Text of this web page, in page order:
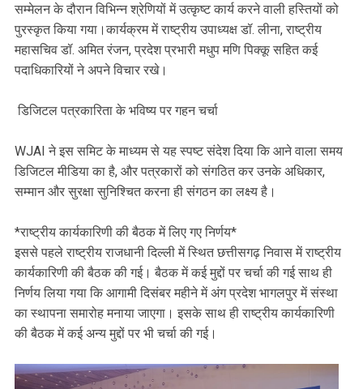
सम्मेलन के दौरान विभिन्न श्रेणियों में उत्कृष्ट कार्य करने वाली हस्तियों को
पुरस्कृत किया गया।कार्यक्रम में राष्ट्रीय उपाध्यक्ष डॉ. लीना, राष्ट्रीय
महासचिव डॉ. अमित रंजन, प्रदेश प्रभारी मधुप मणि पिक्कू सहित कई
पदाधिकारियों ने अपने विचार रखे।
डिजिटल पत्रकारिता के भविष्य पर गहन चर्चा
WJAI ने इस समिट के माध्यम से यह स्पष्ट संदेश दिया कि आने वाला समय
डिजिटल मीडिया का है, और पत्रकारों को संगठित कर उनके अधिकार,
सम्मान और सुरक्षा सुनिश्चित करना ही संगठन का लक्ष्य है।
*राष्ट्रीय कार्यकारिणी की बैठक में लिए गए निर्णय*
इससे पहले राष्ट्रीय राजधानी दिल्ली में स्थित छत्तीसगढ़ निवास में राष्ट्रीय
कार्यकारिणी की बैठक की गई। बैठक में कई मुद्दों पर चर्चा की गई साथ ही
निर्णय लिया गया कि आगामी दिसंबर महीने में अंग प्रदेश भागलपुर में संस्था
का स्थापना समारोह मनाया जाएगा। इसके साथ ही राष्ट्रीय कार्यकारिणी
की बैठक में कई अन्य मुद्दों पर भी चर्चा की गई।